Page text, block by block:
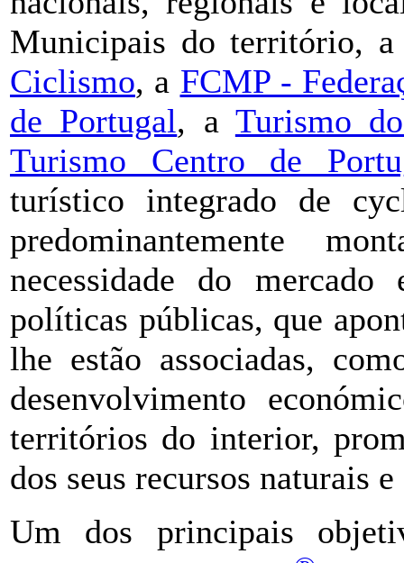
Municipais do território,
Ciclismo, a FCMP -
de Portugal, a Turismo
Turismo Centro de
turístico integrado de
predominantemente
necessidade do
políticas públicas, que
lhe estão associadas,
desenvolvimento
territórios do interior,
dos seus recursos naturais
Um dos principais